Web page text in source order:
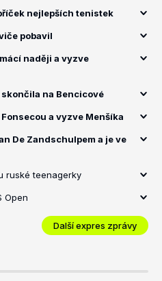
nejlepších tenistek
pobavil
naději a vyzve
na Bencicové
a vyzve Menšíka
De Zandschulpem a je ve
ruské teenagerky
Open
Další expres zprávy